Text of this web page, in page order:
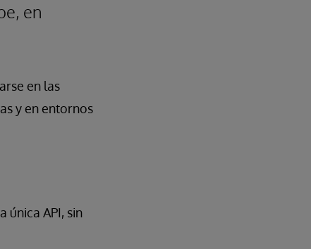
en
en las
y en entornos
única API, sin